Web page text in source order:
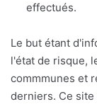
effectués.
Le but étant
l'état de risque,
commmunes et
derniers. Ce